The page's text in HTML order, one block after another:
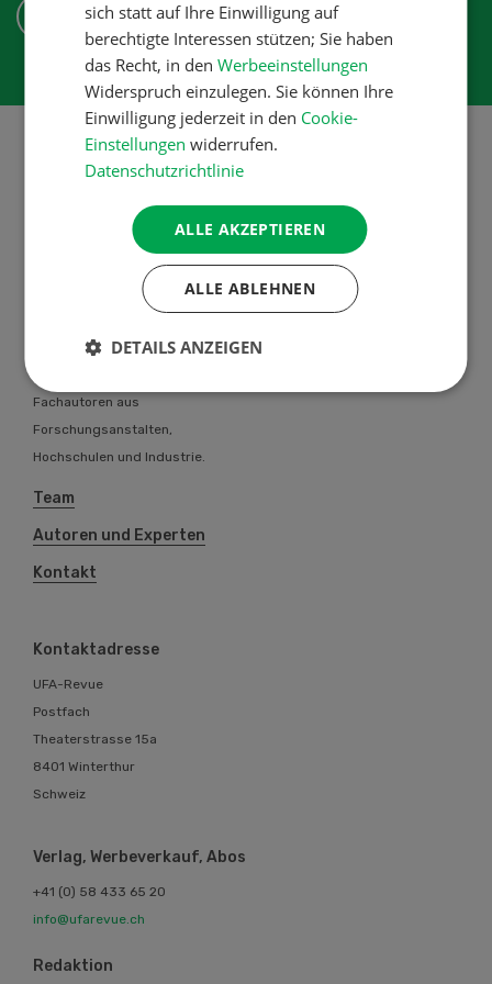
ABONNIEREN
Die UFA-Revue bietet allen
Schweizer Landwirtinnen und
Landwirten individuelle berufliche
Revue Team steht in engem
Fachautoren aus
Forschungsanstalten,
Hochschulen und Industrie.
Team
Autoren und Experten
Kontakt
Kontaktadresse
UFA-Revue
Postfach
Theaterstrasse 15a
8401 Winterthur
Schweiz
Verlag, Werbeverkauf, Abos
+41 (0) 58 433 65 20
info@ufarevue.ch
Redaktion
sich statt auf Ihre Einwilligung auf
berechtigte Interessen stützen; Sie haben
das Recht, in denWerbeeinstellungen
Widerspruch einzulegen. Sie können Ihre
Einwilligung jederzeit in den Cookie-
Einstellungen widerrufen.
Datenschutzrichtlinie
ALLE AKZEPTIEREN
ALLE ABLEHNEN
DETAILS ANZEIGEN